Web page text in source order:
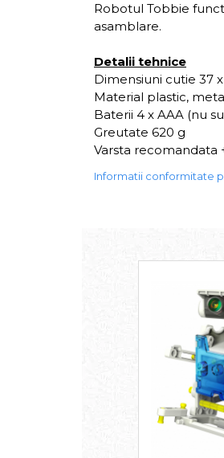
Robotul Tobbie
asamblare.
Detalii tehnice
Dimensiuni cutie 37
Material plastic,
Baterii 4 x AAA (nu
Greutate 620 g
Varsta recomandata
Informatii conformitate